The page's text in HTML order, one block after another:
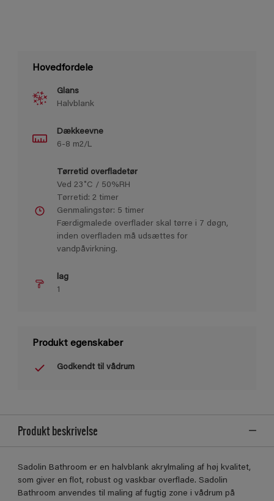
Hovedfordele
Glans
Halvblank
Dækkeevne
6-8 m2/L
Tørretid overfladetør
Ved 23˚C / 50%RH
Tørretid: 2 timer
Genmalingstør: 5 timer
Færdigmalede overﬂader skal tørre i 7 døgn,
inden overﬂaden må udsættes for
vandpåvirkning.
lag
1
Produkt egenskaber
Godkendt til vådrum
Produkt beskrivelse
Sadolin Bathroom er en halvblank akrylmaling af høj kvalitet,
som giver en ﬂot, robust og vaskbar overﬂade. Sadolin
Bathroom anvendes til maling af fugtig zone i vådrum på